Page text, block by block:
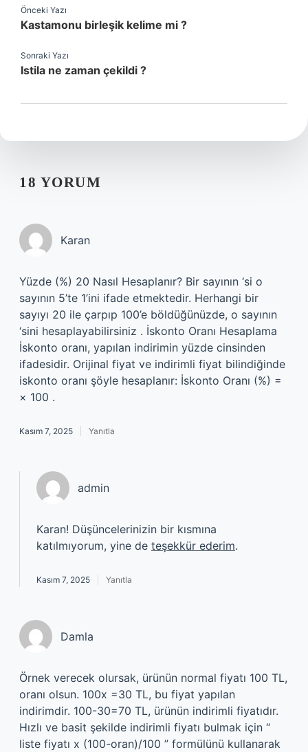
Önceki Yazı
Kastamonu birleşik kelime mi ?
Sonraki Yazı
Istila ne zaman çekildi ?
18 YORUM
Karan
Yüzde (%) 20 Nasıl Hesaplanır? Bir sayının ‘si o
sayının 5’te 1’ini ifade etmektedir. Herhangi bir
sayıyı 20 ile çarpıp 100’e böldüğünüzde, o sayının
‘sini hesaplayabilirsiniz . İskonto Oranı Hesaplama
İskonto oranı, yapılan indirimin yüzde cinsinden
ifadesidir. Orijinal fiyat ve indirimli fiyat bilindiğinde
iskonto oranı şöyle hesaplanır: İskonto Oranı (%) =
× 100 .
Kasım 7, 2025 Yanıtla
admin
Karan! Düşüncelerinizin bir kısmına
katılmıyorum, yine de teşekkür ederim.
Kasım 7, 2025 Yanıtla
Damla
Örnek verecek olursak, ürünün normal fiyatı 100 TL,
oranı olsun. 100x =30 TL, bu fiyat yapılan
indirimdir. 100-30=70 TL, ürünün indirimli fiyatıdır.
Hızlı ve basit şekilde indirimli fiyatı bulmak için “
liste fiyatı x (100-oran)/100 ” formülünü kullanarak